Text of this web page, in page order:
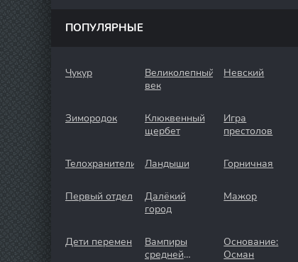
ПОПУЛЯРНЫЕ
Чукур
Великолепный
век
Невский
Зимородок
Клюквенный
щербет
Игра
престолов
Телохранители Ландыши Горничная
Первый отдел
Далёкий
город
Мажор
Дети перемен
Вампиры
средней
Основание:
Осман